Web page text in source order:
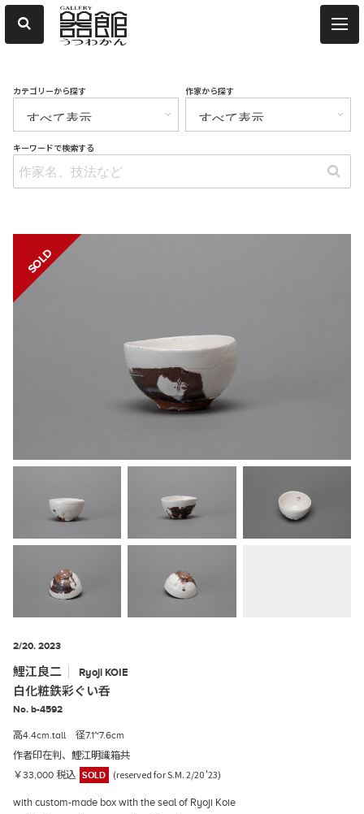
カテゴリーから探す 作家から探す
キーワードで検索する
2/20. 2023
鯉江良二 Ryoji KOIE
白化粧鉄彩ぐい呑
No. b-4592
高4.4cm.tall 径7.1~7.6cm
作者印在判、鯉江明識箱共
￥33,000 税込
SOLD (reserved for S.M. 2/20 '23)
with custom-made box with the seal of Ryoji Koie